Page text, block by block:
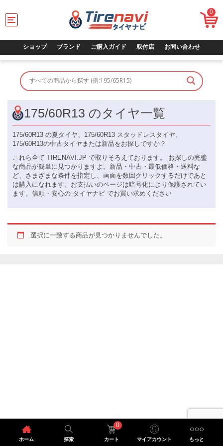
T
o
l
g
a
t
o
n
0
ショップ ブランド ご購入ガイド 取付店 お問い合わせ
175/60R13 のタイヤ一覧
175/60R13 の夏タイヤ、175/60R13 スタッドレスタイヤ、
175/60R13の中古タイヤまたは新品をお探しですか？
これら全て TIRENAVI.JP で取りそろえております。 お探しの完璧
な商品が簡単に見つかりますよ。新品・中古・最低価格・送料な
ど、さまざまな条件を指定し、画面を数回クリックするだけであと
は購入になれます。お支払いのページは暗号化により保護されてい
ます。信頼・安心の タイヤナビ でお買い求めください
選択に一致する商品が見つかりませんでした。
ホーム 探索
0
カート マイアカウント もっと